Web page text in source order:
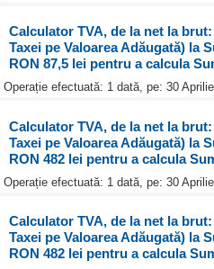
Calculator TVA, de la net la
Taxei pe Valoarea Adăugată) la
RON 87,5 lei pentru a calcula
Operație efectuată: 1 dată, pe: 30
Calculator TVA, de la net la
Taxei pe Valoarea Adăugată) la
RON 482 lei pentru a calcula
Operație efectuată: 1 dată, pe: 30
Calculator TVA, de la net la
Taxei pe Valoarea Adăugată) la
RON 482 lei pentru a calcula